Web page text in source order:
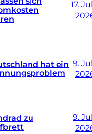
17.
hat ein 9.
zu
9.